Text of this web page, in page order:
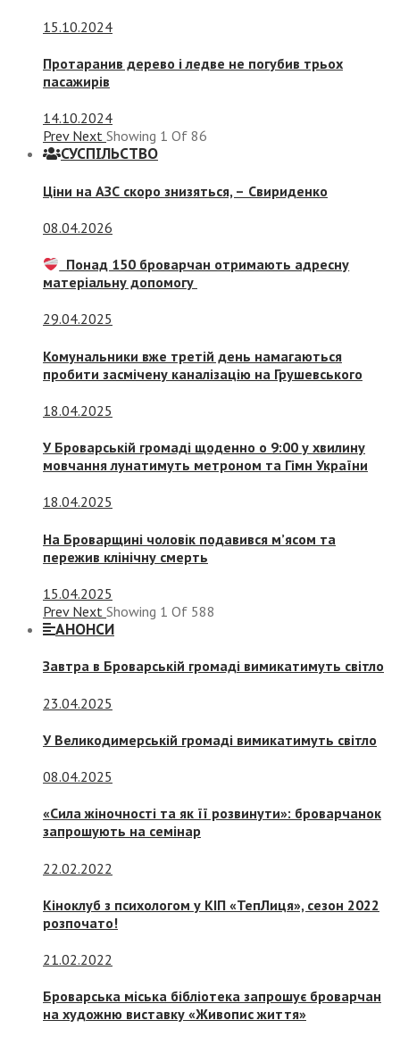
15.10.2024
Протаранив дерево і ледве не погубив трьох
пасажирів
14.10.2024
Prev Next Showing 1 Of 86
СУСПIЛЬСТВО
Ціни на АЗС скоро знизяться, – Свириденко
08.04.2026
Понад 150 броварчан отримають адресну
матеріальну допомогу
29.04.2025
Комунальники вже третій день намагаються
пробити засмічену каналізацію на Грушевського
18.04.2025
У Броварській громаді щоденно о 9:00 у хвилину
мовчання лунатимуть метроном та Гімн України
18.04.2025
На Броварщині чоловік подавився м’ясом та
пережив клінічну смерть
15.04.2025
Prev Next Showing 1 Of 588
АНОНСИ
Завтра в Броварській громаді вимикатимуть світло
23.04.2025
У Великодимерській громаді вимикатимуть світло
08.04.2025
«Сила жіночності та як її розвинути»: броварчанок
запрошують на семінар
22.02.2022
Кіноклуб з психологом у КІП «ТепЛиця», сезон 2022
розпочато!
21.02.2022
Броварська міська бібліотека запрошує броварчан
на художню виставку «Живопис життя»